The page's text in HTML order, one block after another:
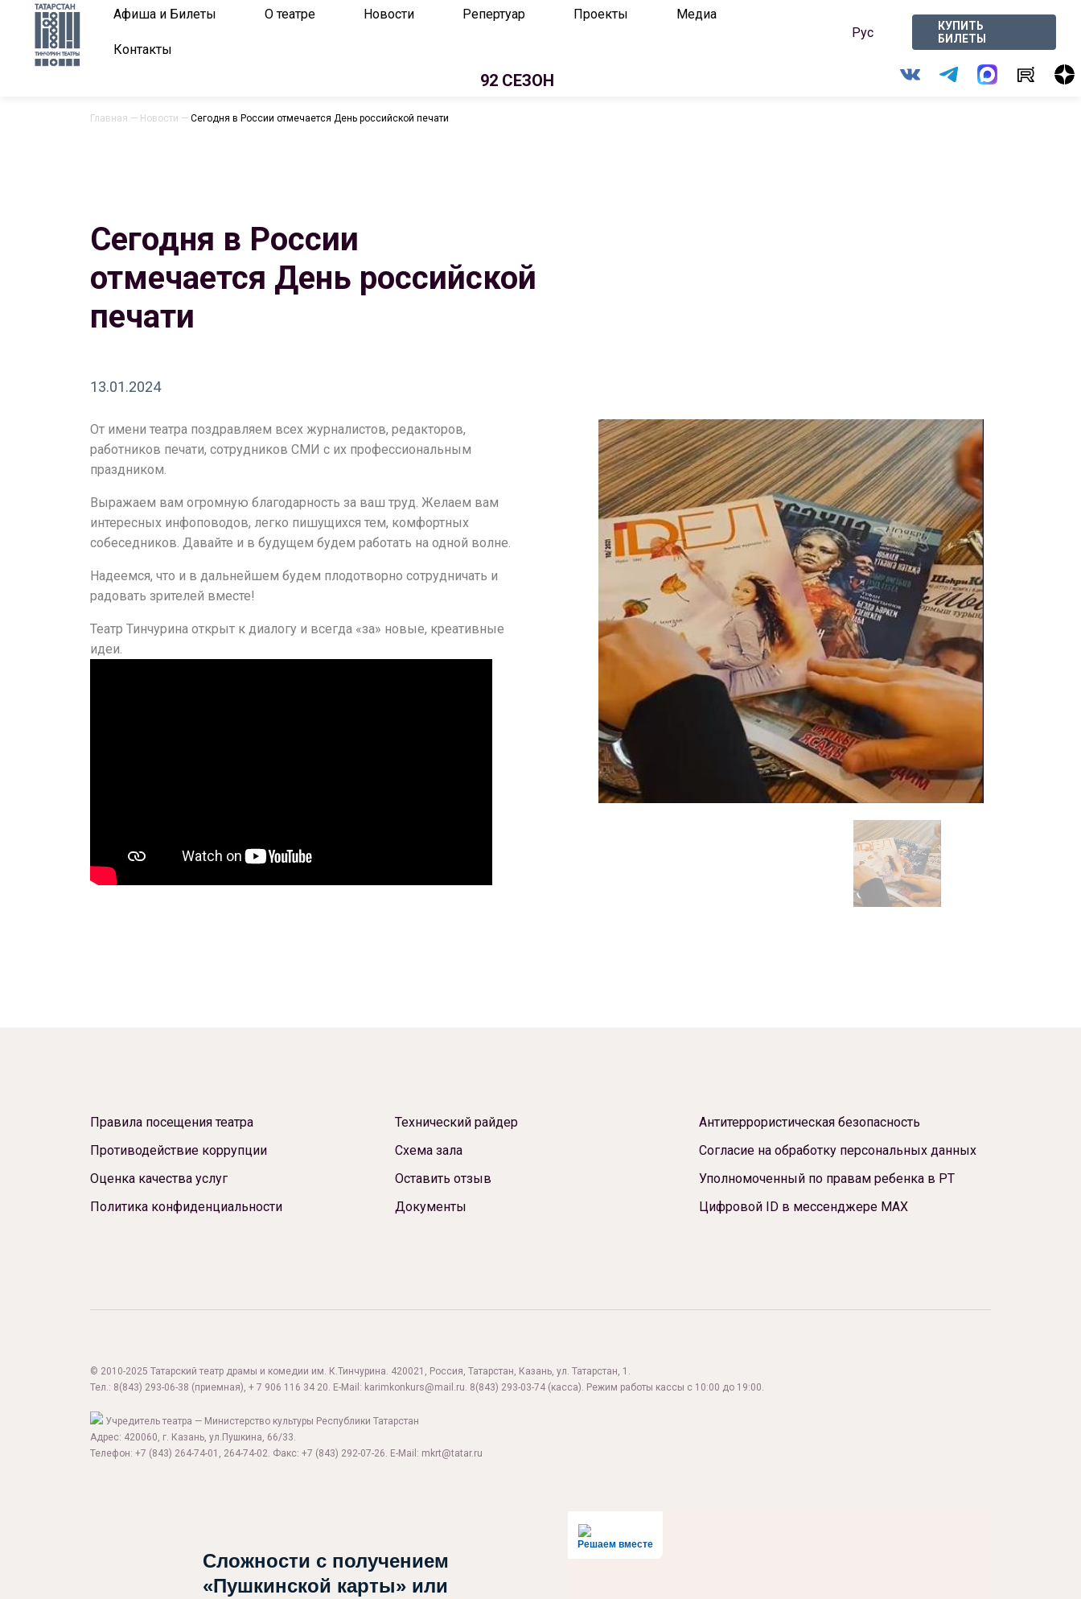
Афиша и Билеты О театре Новости Репертуар Проекты Медиа
Контакты
Рус
КУПИТЬ
БИЛЕТЫ
92 СЕЗОН
Главная — Новости — Сегодня в России отмечается День российской печати
Сегодня в России
отмечается День российской
печати
13.01.2024
От имени театра поздравляем всех журналистов, редакторов,
работников печати, сотрудников СМИ с их профессиональным
праздником.
Выражаем вам огромную благодарность за ваш труд. Желаем вам
интересных инфоповодов, легко пишущихся тем, комфортных
собеседников. Давайте и в будущем будем работать на одной волне.
Надеемся, что и в дальнейшем будем плодотворно сотрудничать и
радовать зрителей вместе!
Театр Тинчурина открыт к диалогу и всегда «за» новые, креативные
идеи.
Правила посещения театра
Противодействие коррупции
Оценка качества услуг
Политика конфиденциальности
Технический райдер
Схема зала
Оставить отзыв
Документы
Антитеррористическая безопасность
Согласие на обработку персональных данных
Уполномоченный по правам ребенка в РТ
Цифровой ID в мессенджере МАХ
© 2010-2025 Татарский театр драмы и комедии им. К.Тинчурина. 420021, Россия, Татарстан, Казань, ул. Татарстан, 1.
Тел.: 8(843) 293-06-38 (приемная), + 7 906 116 34 20. E-Mail: karimkonkurs@mail.ru. 8(843) 293-03-74 (касса). Режим работы кассы с 10:00 до 19:00.
Учредитель театра — Министерство культуры Республики Татарстан
Адрес: 420060, г. Казань, ул.Пушкина, 66/33.
Телефон: +7 (843) 264-74-01, 264-74-02. Факс: +7 (843) 292-07-26. E-Mail: mkrt@tatar.ru
Решаем вместе
Сложности с получением
«Пушкинской карты» или